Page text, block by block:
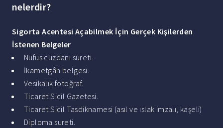
nelerdir?
Sigorta Acentesi Açabilmek İçin Gerçek Kişilerden
İstenen Belgeler
Nüfus cüzdanı sureti.
İkametgâh belgesi.
Vesikalık fotoğraf.
Ticaret Sicil Gazetesi.
Ticaret Sicil Tasdiknamesi (asıl ve ıslak imzalı, kaşeli)
Diploma sureti.